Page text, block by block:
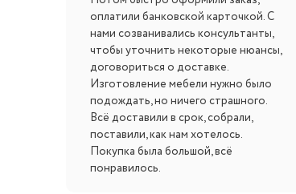
оплатили банковской карточкой. С
нами созванивались консультанты,
чтобы уточнить некоторые нюансы,
договориться о доставке.
Изготовление мебели нужно было
подождать, но ничего страшного.
Всё доставили в срок, собрали,
поставили, как нам хотелось.
Покупка была большой, всё
понравилось.